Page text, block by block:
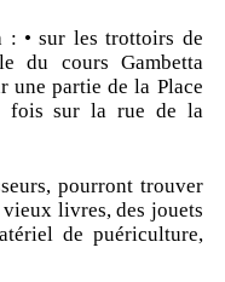
: • sur les trottoirs de
du cours Gambetta
une partie de la Place
fois sur la rue de la
pourront trouver
livres, des jouets
de puériculture,